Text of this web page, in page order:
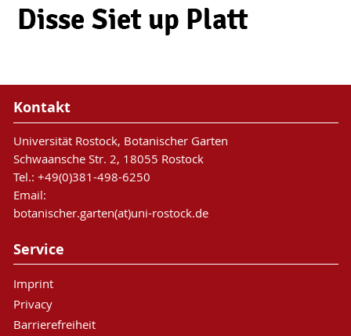
Kontakt
Universität Rostock, Botanischer Garten
Schwaansche Str. 2, 18055 Rostock
Tel.: +49(0)381-498-6250
Email:
botanischer.garten(at)uni-rostock.de
Service
Imprint
Privacy
Barrierefreiheit